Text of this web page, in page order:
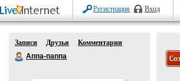
Регистрация Вход
Записи Друзья
Комментарии
Аппа-паппа